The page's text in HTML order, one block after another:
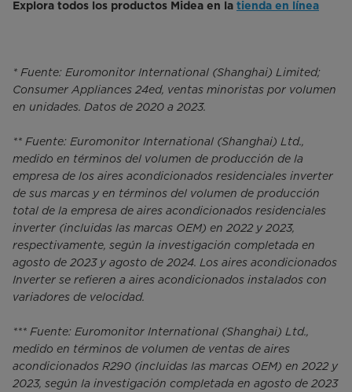
Explora todos los productos Midea en la tienda en línea
* Fuente: Euromonitor International (Shanghai) Limited;
Consumer Appliances 24ed, ventas minoristas por volumen
en unidades. Datos de 2020 a 2023.
** Fuente: Euromonitor International (Shanghai) Ltd.,
medido en términos del volumen de producción de la
empresa de los aires acondicionados residenciales inverter
de sus marcas y en términos del volumen de producción
total de la empresa de aires acondicionados residenciales
inverter (incluidas las marcas OEM) en 2022 y 2023,
respectivamente, según la investigación completada en
agosto de 2023 y agosto de 2024. Los aires acondicionados
Inverter se refieren a aires acondicionados instalados con
variadores de velocidad.
*** Fuente: Euromonitor International (Shanghai) Ltd.,
medido en términos de volumen de ventas de aires
acondicionados R290 (incluidas las marcas OEM) en 2022 y
2023, según la investigación completada en agosto de 2023